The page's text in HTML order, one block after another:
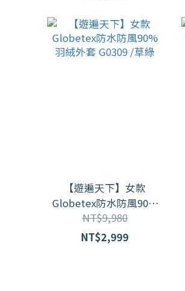
【遊遍天下】女款
Globetex防水防風90%
羽絨外套 G0309 /草綠
NT$9,980
NT$2,999